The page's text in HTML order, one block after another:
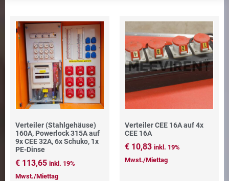
Verteiler (Stahlgehäuse)
160A, Powerlock 315A auf
9x CEE 32A, 6x Schuko, 1x
PE-Dinse
€ 113,65 inkl. 19%
Mwst./Miettag
Verteiler CEE 16A auf 4x
CEE 16A
€ 10,83 inkl. 19%
Mwst./Miettag